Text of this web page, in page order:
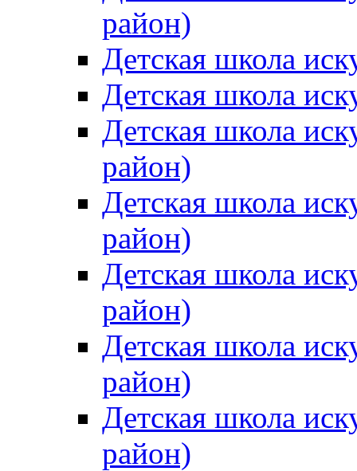
район)
Детская школа
Детская школа
Детская школа
район)
Детская школа
район)
Детская школа
район)
Детская школа
район)
Детская школа
район)